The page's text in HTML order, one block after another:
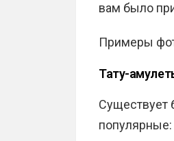
вам было
Примеры
Тату-
Существует
популярные: